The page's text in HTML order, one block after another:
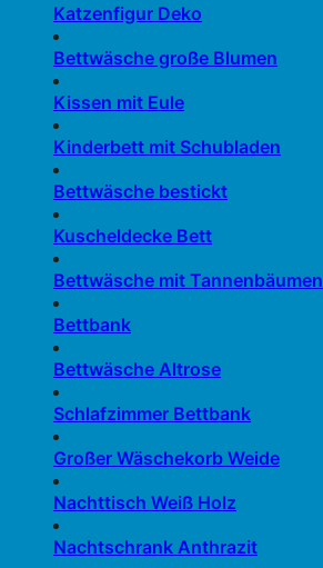
Katzenfigur Deko
Bettwäsche große Blumen
Kissen mit Eule
Kinderbett mit Schubladen
Bettwäsche bestickt
Kuscheldecke Bett
Bettwäsche mit Tannenbäumen
Bettbank
Bettwäsche Altrose
Schlafzimmer Bettbank
Großer Wäschekorb Weide
Nachttisch Weiß Holz
Nachtschrank Anthrazit